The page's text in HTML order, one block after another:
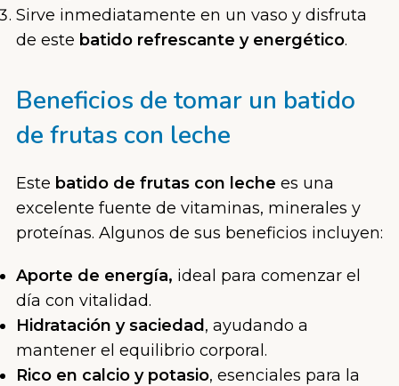
Sirve inmediatamente en un vaso y disfruta
de este batido refrescante y energético.
Beneficios de tomar un batido
de frutas con leche
Este batido de frutas con leche es una
excelente fuente de vitaminas, minerales y
proteínas. Algunos de sus beneficios incluyen:
Aporte de energía, ideal para comenzar el
día con vitalidad.
Hidratación y saciedad, ayudando a
mantener el equilibrio corporal.
Rico en calcio y potasio, esenciales para la